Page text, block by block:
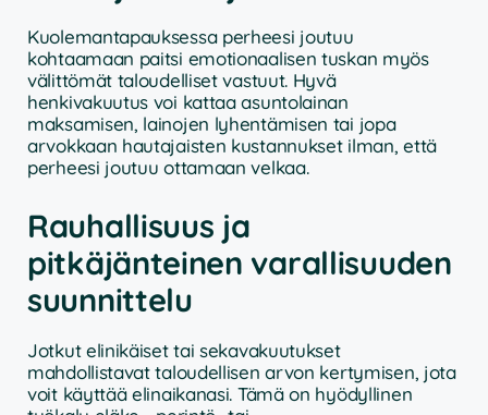
Kuolemantapauksessa perheesi joutuu
kohtaamaan paitsi emotionaalisen tuskan myös
välittömät taloudelliset vastuut. Hyvä
henkivakuutus voi kattaa asuntolainan
maksamisen, lainojen lyhentämisen tai jopa
arvokkaan hautajaisten kustannukset ilman, että
perheesi joutuu ottamaan velkaa.
Rauhallisuus ja
pitkäjänteinen varallisuuden
suunnittelu
Jotkut elinikäiset tai sekavakuutukset
mahdollistavat taloudellisen arvon kertymisen, jota
voit käyttää elinaikanasi. Tämä on hyödyllinen